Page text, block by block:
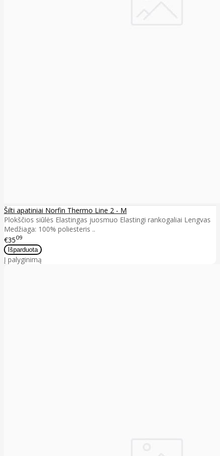
Šilti apatiniai Norfin Thermo Line 2 - M
Plokščios siūlės Elastingas juosmuo Elastingi rankogaliai Lengvas
Medžiaga: 100% poliesteris ..
€3509
Į palyginimą